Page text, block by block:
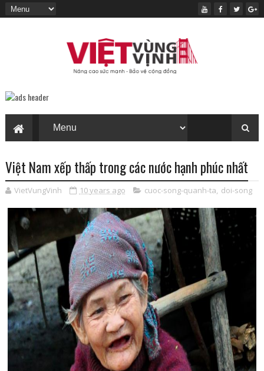
Việt Nam xếp thấp trong các nước hạnh phúc nhất
VietVungVinh 10 years ago cuoc-song-quanh-ta, doi-song